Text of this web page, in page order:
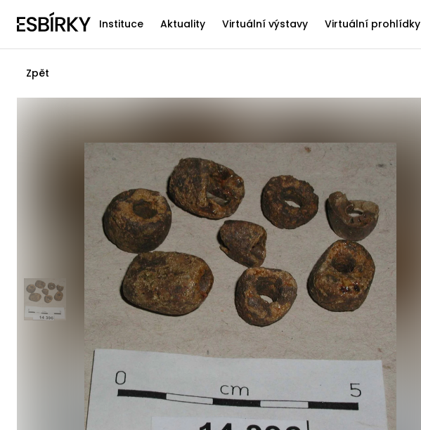
Instituce Aktuality Virtuální výstavy Virtuální prohlídky
Zpět